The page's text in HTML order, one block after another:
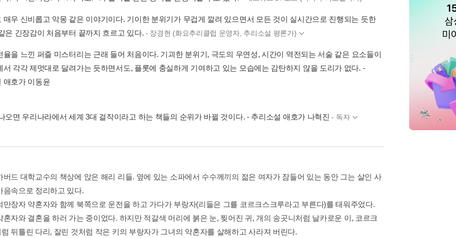
매우 신비롭고 악몽 같은 이야기이다. 기이한 분위기가 무겁게 깔려 있으면서 모든 것이 실시간으로 진행되는 듯한
은 긴장감이 처음부터 끝까지 흐르고 있다. - 장경현 (화요추리클럽 운영자, 추리소설 평론가)
율을 느낀 퍼즐 미스터리는 근래 들어 처음이다. 기괴한 분위기, 극도의 우연성, 시간이 역전되는 서술 같은 요소들이
서 각각 제멋대로 달려가는 듯하면서도, 플롯에 충실하게 기여하고 있는 모습에는 감탄하지 않을 도리가 없다. -
애호가 이동윤
오면 우리나라에서 세계 3대 걸작이라고 하는 책들의 순위가 바뀔 것이다. - 추리소설 애호가 나혁진- 독자
버드 대학교수의 책상에 앉은 해리 리들. 옆에 있는 소파에서 수수께끼의 젊은 여자가 잠들어 있는 동안 그는 살인 사
음속으로 정리하고 있다.
만장자 약혼자와 함께 북쪽으로 운전을 하고 가다가 부랑자(리들은 그를 코르크스크루라고 부른다)를 태워주었다.
혼자와 결혼을 하러 가는 중이었다. 하지만 적갈색 머리에 붉은 눈, 찢어진 귀, 개의 송곳니처럼 날카로운 이, 코르크
뒤틀린 다리, 잘린 것처럼 작은 키의 부랑자가 그녀의 약혼자를 살해하고 사라져 버린다.